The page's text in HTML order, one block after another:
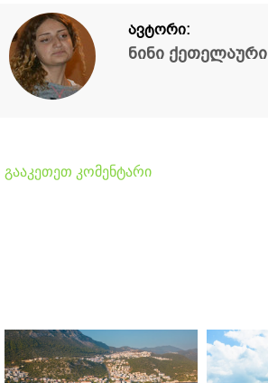
ავტორი:
ნინი ქეთელაური
გააკეთეთ კომენტარი